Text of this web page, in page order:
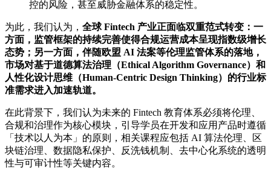
控的风险，甚至威胁金融体系的稳定性。
为此，我们认为， 全球 Fintech 产业正面临双重范式转变：一
方面，监管框架的持续完善使得合规运营成本呈现指数级增长
态势；另一方面，伴随欧盟 AI 法案等伦理监管体系的落地，
市场对基于道德算法治理（Ethical Algorithm Governance）和
人性化设计思维（Human-Centric Design Thinking）的行业标
准需求进入加速轨道。
在此背景下，我们认为未来的 Fintech 教育体系必须将伦理、
合规和治理作为核心模块，引导学员在开发和应用产品时遵循
「技术以人为本」的原则，相关课程应包括 AI 算法伦理、区
块链治理、数据隐私保护、反洗钱机制、去中心化系统的透明
性与可审计性等关键内容。